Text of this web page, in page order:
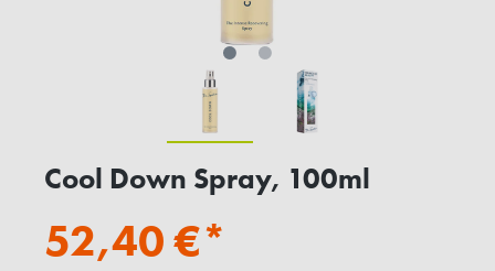
Cool Down Spray, 100ml
52,40 €*